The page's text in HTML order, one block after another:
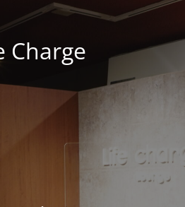
Charge